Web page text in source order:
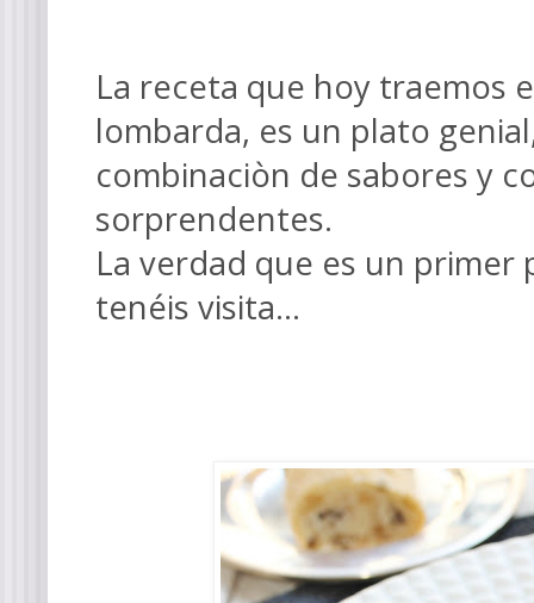
La receta que hoy traemos
lombarda, es un plato
combinaciòn de sabores y
sorprendentes.
La verdad que es un
tenéis visita...